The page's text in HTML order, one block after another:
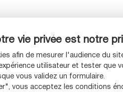
vie privée est notre
afin de mesurer l'audience du
utilisateur et tester que
vous validez un formulaire.
vous acceptez les conditions